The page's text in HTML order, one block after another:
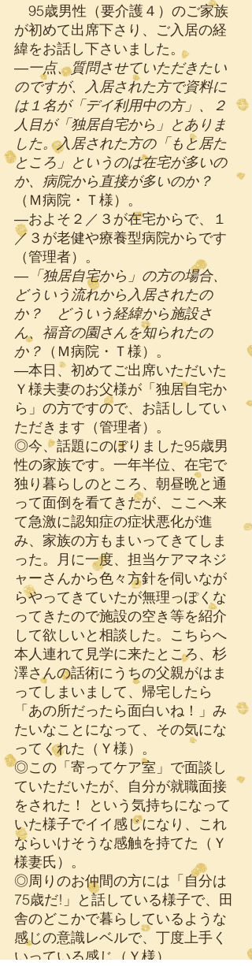
95歳男性（要介護４）のご家族
が初めて出席下さり、ご入居の経
緯をお話し下さいました。
―一点、質問させていただきたい
のですが、入居された方で資料に
は１名が「デイ利用中の方」、２
人目が「独居自宅から」とありま
した。入居された方の「もと居た
ところ」というのは在宅が多いの
か、病院から直接が多いのか？
（Ｍ病院・Ｔ様）。
―およそ２／３が在宅からで、１
／３が老健や療養型病院からです
（管理者）。
― 「独居自宅から」の方の場合、
どういう流れから入居されたの
か？　どういう経緯から施設さ
ん、福音の園さんを知られたの
か？ （Ｍ病院・Ｔ様）。
―本日、初めてご出席いただいた
Ｙ様夫妻のお父様が「独居自宅か
ら」の方ですので、お話ししてい
ただきます（管理者）。
◎今、話題にのぼりました95歳男
性の家族です。一年半位、在宅で
独り暮らしのところ、朝昼晩と通
って面倒を看てきたが、ここへ来
て急激に認知症の症状悪化が進
み、家族の方もまいってきてしま
った。月に一度、担当ケアマネジ
ャーさんから色々方針を伺いなが
らやってきていたが無理っぽくな
ってきたので施設の空き等を紹介
して欲しいと相談した。こちらへ
本人連れて見学に来たところ、杉
澤さんの話術にうちの父親がはま
ってしまいまして、帰宅したら
「あの所だったら面白いね！」み
たいなことになって、その気にな
ってくれた（Ｙ様）。
◎この「寄ってケア室」で面談し
ていただいたが、自分が就職面接
をされた！ という気持ちになって
いた様子でイイ感じになり、これ
ならいけそうな感触を持てた（Ｙ
様妻氏）。
◎周りのお仲間の方には「自分は
75歳だ!」と話している様子で、田
舎のどこかで暮らしているような
感じの意識レベルで、丁度上手く
いっている感じ（Ｙ様）。